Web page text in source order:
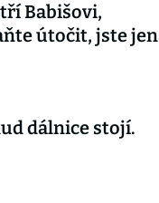
Babišovi,
útočit, jste jen
dálnice stojí.